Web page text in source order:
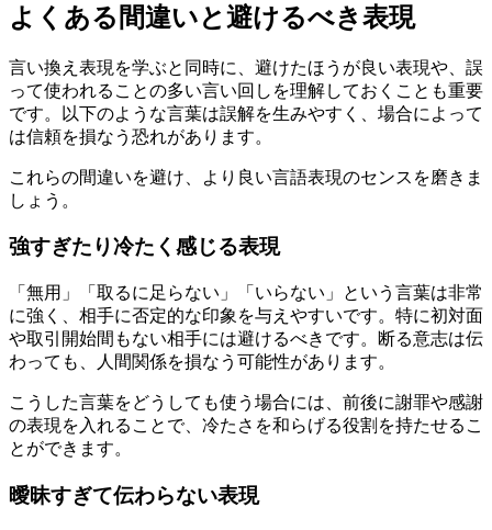
よくある間違いと避けるべき表現
言い換え表現を学ぶと同時に、避けたほうが良い表現や、誤
って使われることの多い言い回しを理解しておくことも重要
です。以下のような言葉は誤解を生みやすく、場合によって
は信頼を損なう恐れがあります。
これらの間違いを避け、より良い言語表現のセンスを磨きま
しょう。
強すぎたり冷たく感じる表現
「無用」「取るに足らない」「いらない」という言葉は非常
に強く、相手に否定的な印象を与えやすいです。特に初対面
や取引開始間もない相手には避けるべきです。断る意志は伝
わっても、人間関係を損なう可能性があります。
こうした言葉をどうしても使う場合には、前後に謝罪や感謝
の表現を入れることで、冷たさを和らげる役割を持たせるこ
とができます。
曖昧すぎて伝わらない表現